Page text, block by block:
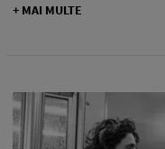
+ MAI MULTE